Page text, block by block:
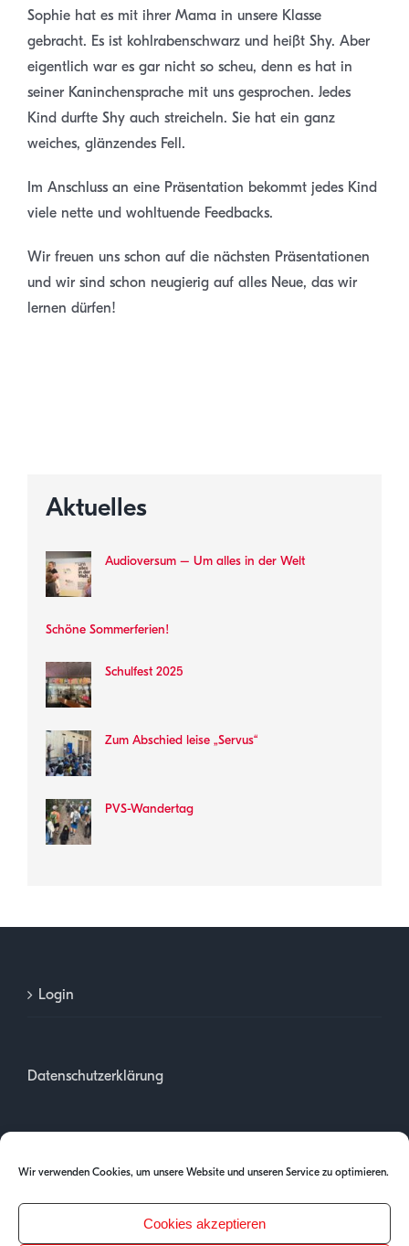
Wir verwenden Cookies, um unsere Website und unseren Service zu optimieren.
Cookies akzeptieren
Sophie hat es mit ihrer Mama in unsere Klasse
gebracht. Es ist kohlrabenschwarz und heißt Shy. Aber
eigentlich war es gar nicht so scheu, denn es hat in
seiner Kaninchensprache mit uns gesprochen. Jedes
Kind durfte Shy auch streicheln. Sie hat ein ganz
weiches, glänzendes Fell.
Im Anschluss an eine Präsentation bekommt jedes Kind
viele nette und wohltuende Feedbacks.
Wir freuen uns schon auf die nächsten Präsentationen
und wir sind schon neugierig auf alles Neue, das wir
lernen dürfen!
Aktuelles
Audioversum – Um alles in der Welt
Schöne Sommerferien!
Schulfest 2025
Zum Abschied leise „Servus“
PVS-Wandertag
Login
Datenschutzerklärung